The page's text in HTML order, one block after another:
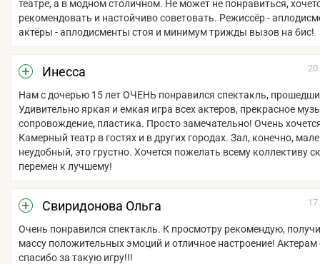
театре, а в модном столичном. Не может не понравиться,
рекомендовать и настойчиво советовать. Режиссёр -
актёры - аплодисменты стоя и минимум трижды вызов на бис!
Инесса
Нам с дочерью 15 лет ОЧЕНЬ понравился спектакль,
Удивительно яркая и емкая игра всех актеров, прекрасное
сопровождение, пластика. Просто замечательно! Очень
Камерный театр в гостях и в других городах. Зал, конечно,
неудобный, это грустно. Хочется пожелать всему коллективу
перемен к лучшему!
Свиридонова Ольга
Очень понравился спектакль. К просмотру рекомендую,
массу положительных эмоций и отличное настроение!
спасибо за такую игру!!!